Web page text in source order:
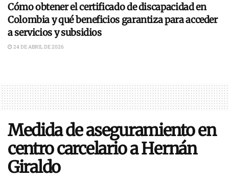
Cómo obtener el certificado de discapacidad en
Colombia y qué beneficios garantiza para acceder
a servicios y subsidios
24 DE ABRIL DE 2026
Medida de aseguramiento en
centro carcelario a Hernán
Giraldo